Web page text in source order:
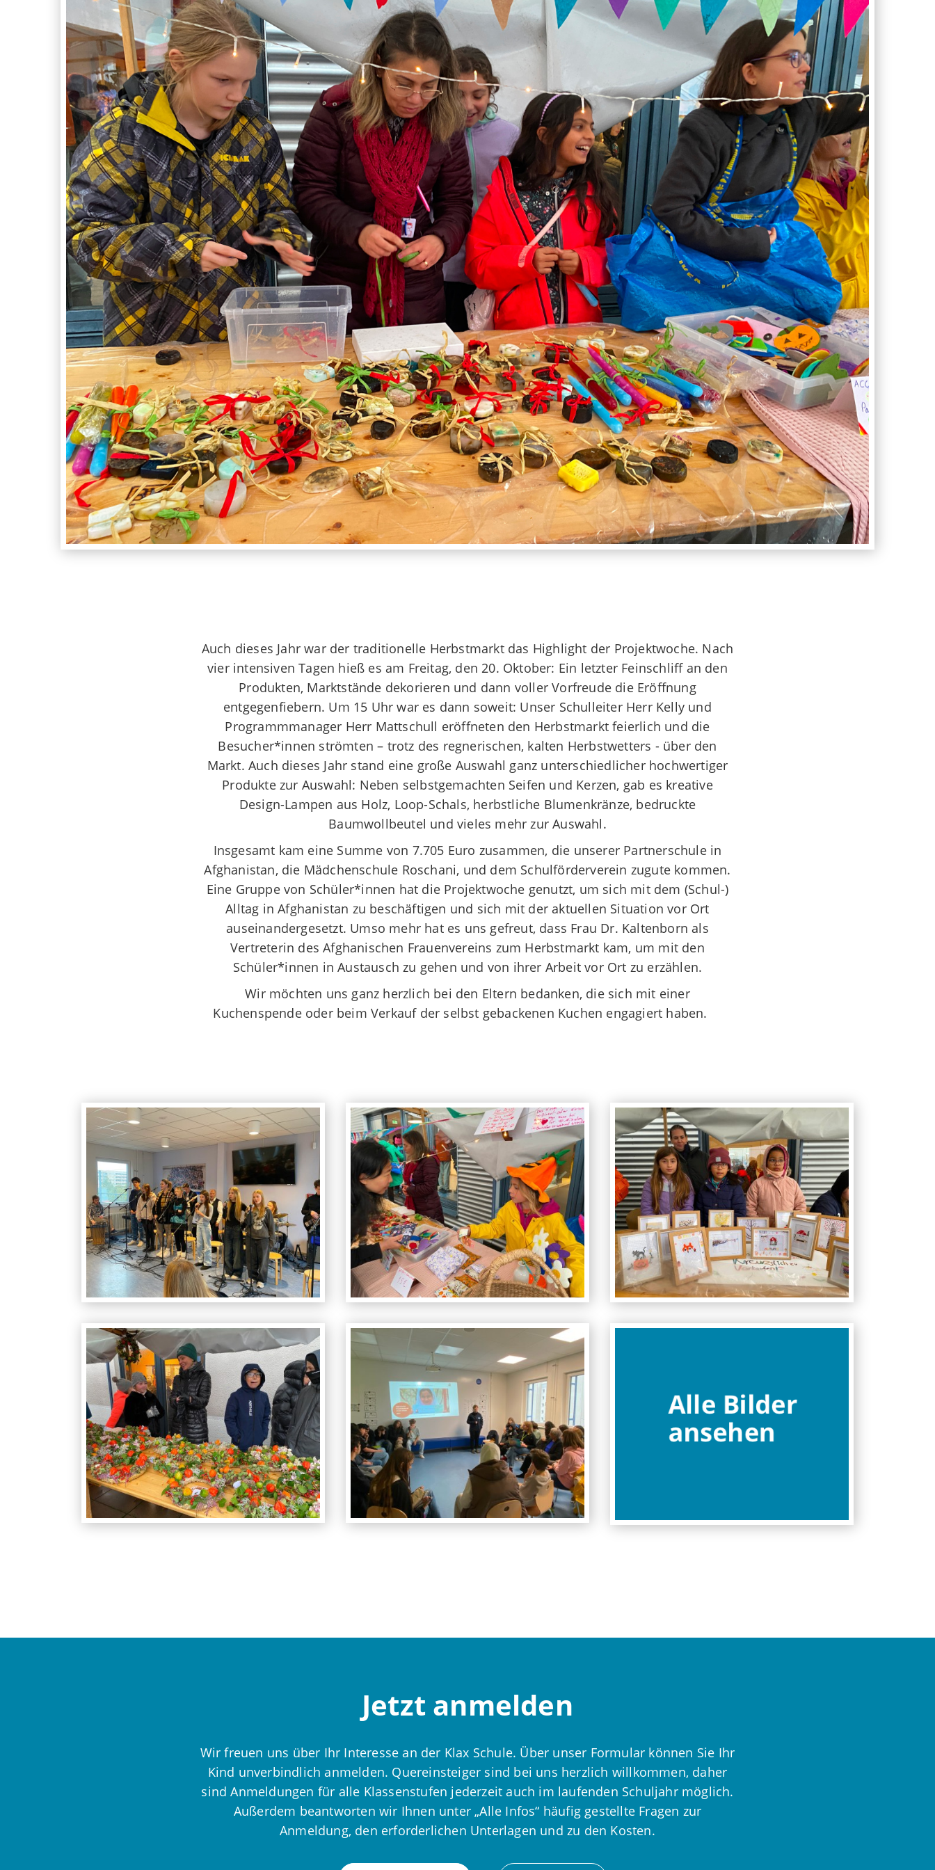
Auch dieses Jahr war der traditionelle Herbstmarkt das Highlight der Projektwoche. Nach
vier intensiven Tagen hieß es am Freitag, den 20. Oktober: Ein letzter Feinschliff an den
Produkten, Marktstände dekorieren und dann voller Vorfreude die Eröffnung
entgegenfiebern. Um 15 Uhr war es dann soweit: Unser Schulleiter Herr Kelly und
Programmmanager Herr Mattschull eröffneten den Herbstmarkt feierlich und die
Besucher*innen strömten – trotz des regnerischen, kalten Herbstwetters - über den
Markt. Auch dieses Jahr stand eine große Auswahl ganz unterschiedlicher hochwertiger
Produkte zur Auswahl: Neben selbstgemachten Seifen und Kerzen, gab es kreative
Design-Lampen aus Holz, Loop-Schals, herbstliche Blumenkränze, bedruckte
Baumwollbeutel und vieles mehr zur Auswahl.
Insgesamt kam eine Summe von 7.705 Euro zusammen, die unserer Partnerschule in
Afghanistan, die Mädchenschule Roschani, und dem Schulförderverein zugute kommen.
Eine Gruppe von Schüler*innen hat die Projektwoche genutzt, um sich mit dem (Schul-)
Alltag in Afghanistan zu beschäftigen und sich mit der aktuellen Situation vor Ort
auseinandergesetzt. Umso mehr hat es uns gefreut, dass Frau Dr. Kaltenborn als
Vertreterin des Afghanischen Frauenvereins zum Herbstmarkt kam, um mit den
Schüler*innen in Austausch zu gehen und von ihrer Arbeit vor Ort zu erzählen.
Wir möchten uns ganz herzlich bei den Eltern bedanken, die sich mit einer
Kuchenspende oder beim Verkauf der selbst gebackenen Kuchen engagiert haben.
Jetzt anmelden
Wir freuen uns über Ihr Interesse an der Klax Schule. Über unser Formular können Sie Ihr
Kind unverbindlich anmelden. Quereinsteiger sind bei uns herzlich willkommen, daher
sind Anmeldungen für alle Klassenstufen jederzeit auch im laufenden Schuljahr möglich.
Außerdem beantworten wir Ihnen unter „Alle Infos“ häufig gestellte Fragen zur
Anmeldung, den erforderlichen Unterlagen und zu den Kosten.